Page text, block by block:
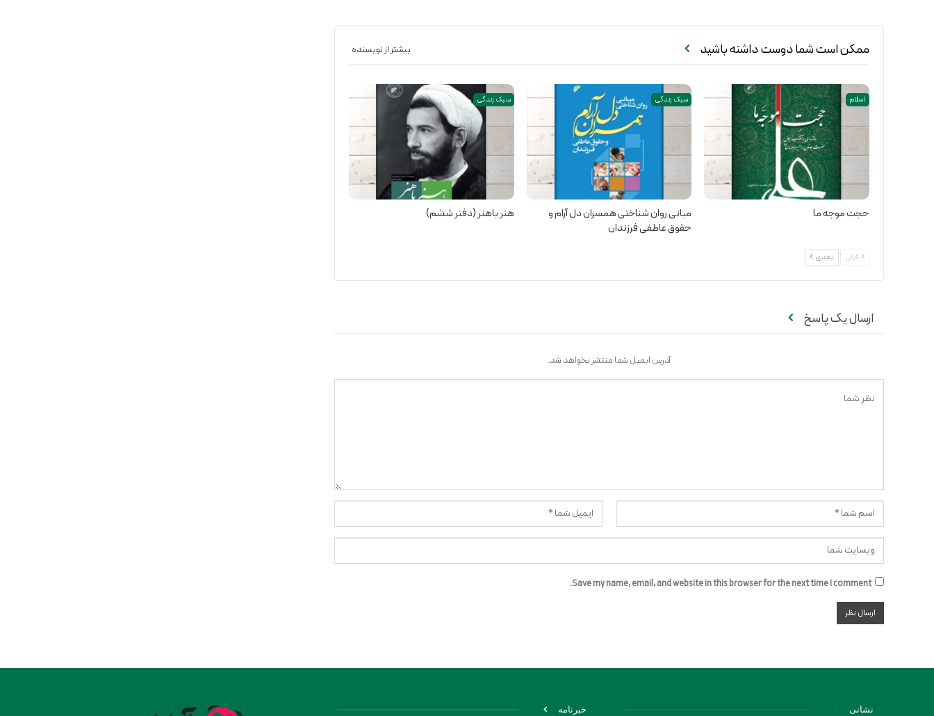
ممکن است شما دوست داشته باشید بیشتر از نویسنده
اسلام
حجت موجه ما
سبک زندگی
مبانی روان شناختی همسران دل آرام و
حقوق عاطفی فرزندان
سبک زندگی
هنر باهنر (دفتر ششم)
قبلی بعدی
ارسال یک پاسخ
آدرس ایمیل شما منتشر نخواهد شد.
Save my name, email, and website in this browser for the next time I comment.
نشانی خبرنامه